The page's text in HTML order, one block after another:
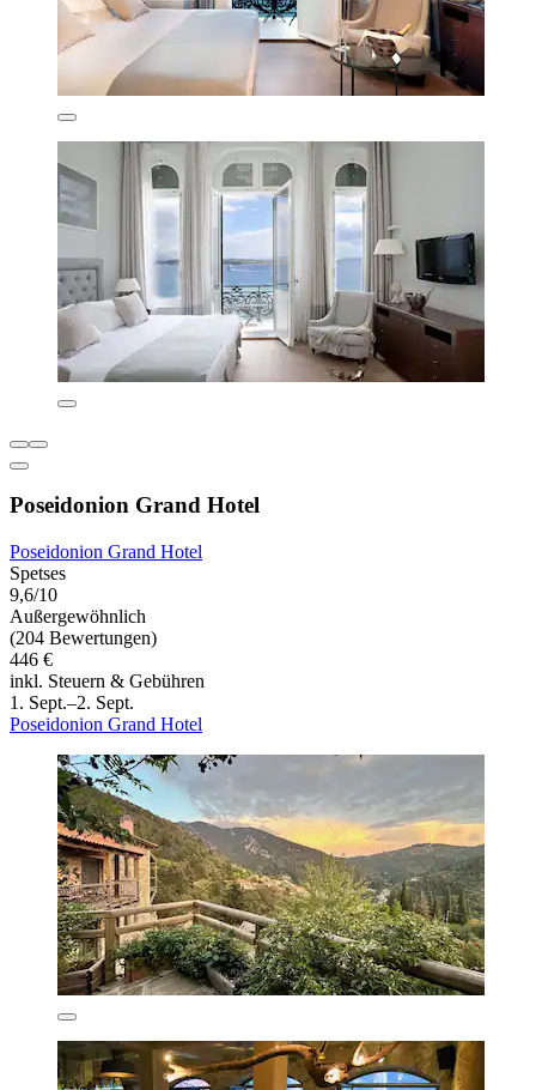
Poseidonion Grand Hotel
Poseidonion Grand Hotel
Spetses
9,6/10
Außergewöhnlich
(204 Bewertungen)
446 €
inkl. Steuern & Gebühren
1. Sept.–2. Sept.
Poseidonion Grand Hotel